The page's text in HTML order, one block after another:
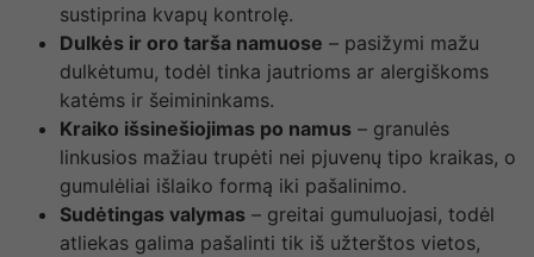
sustiprina kvapų kontrolę.
Dulkės ir oro tarša namuose – pasižymi mažu
dulkėtumu, todėl tinka jautrioms ar alergiškoms
katėms ir šeimininkams.
Kraiko išsinešiojimas po namus – granulės
linkusios mažiau trupėti nei pjuvenų tipo kraikas, o
gumulėliai išlaiko formą iki pašalinimo.
Sudėtingas valymas – greitai gumuluojasi, todėl
atliekas galima pašalinti tik iš užterštos vietos,